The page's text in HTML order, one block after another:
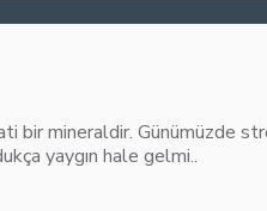
bir mineraldir. Günümüzde
yaygın hale gelmi..